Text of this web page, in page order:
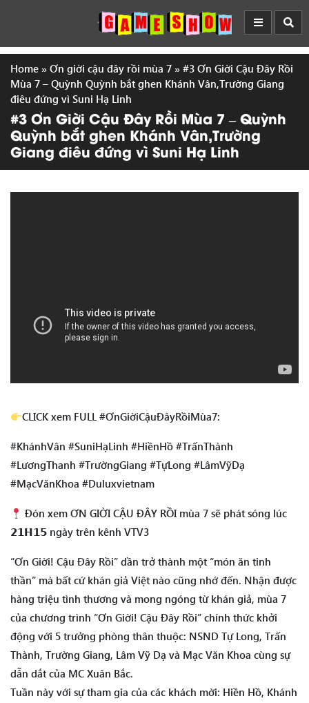
Home » Ơn giời cậu đây rồi mùa 7 » #3 Ơn Giời Cậu Đây Rồi
Mùa 7 – Quỳnh Quỳnh bắt ghen Khánh Vân,Trường Giang
điêu đứng vì Suni Hạ Linh
#3 Ơn Giời Cậu Đây Rồi Mùa 7 – Quỳnh
Quỳnh bắt ghen Khánh Vân,Trường
Giang điêu đứng vì Suni Hạ Linh
CLICK xem FULL #ƠnGiờiCậuĐâyRồiMùa7:
#KhánhVân #SuniHạLinh #HiềnHồ #TrấnThành
#LươngThanh #TrườngGiang #TựLong #LâmVỹDạ
#MạcVănKhoa #Duluxvietnam
Đón xem ƠN GIỜI CẬU ĐÂY RỒI mùa 7 sẽ phát sóng lúc
𝟮𝟭𝗛𝟭𝟱 ngày trên kênh VTV3
“Ơn Giời! Cậu Đây Rồi” dần trở thành một “món ăn tinh
thần” mà bất cứ khán giả Việt nào cũng nhớ đến. Nhận được
hàng triệu tình thương và mong ngóng từ khán giả, mùa 7
của chương trình “Ơn Giời! Cậu Đây Rồi” chính thức khởi
động với 5 trưởng phòng thân thuộc: NSND Tự Long, Trấn
Thành, Trường Giang, Lâm Vỹ Dạ và Mạc Văn Khoa cùng sự
dẫn dắt của MC Xuân Bắc.
Tuần này với sự tham gia của các khách mời: Hiền Hồ, Khánh